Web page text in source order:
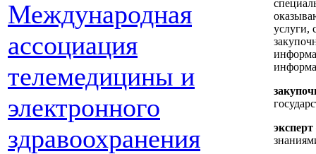
Международная
ассоциация
телемедицины и
электронного
здравоохранения
услуги,
эксперт